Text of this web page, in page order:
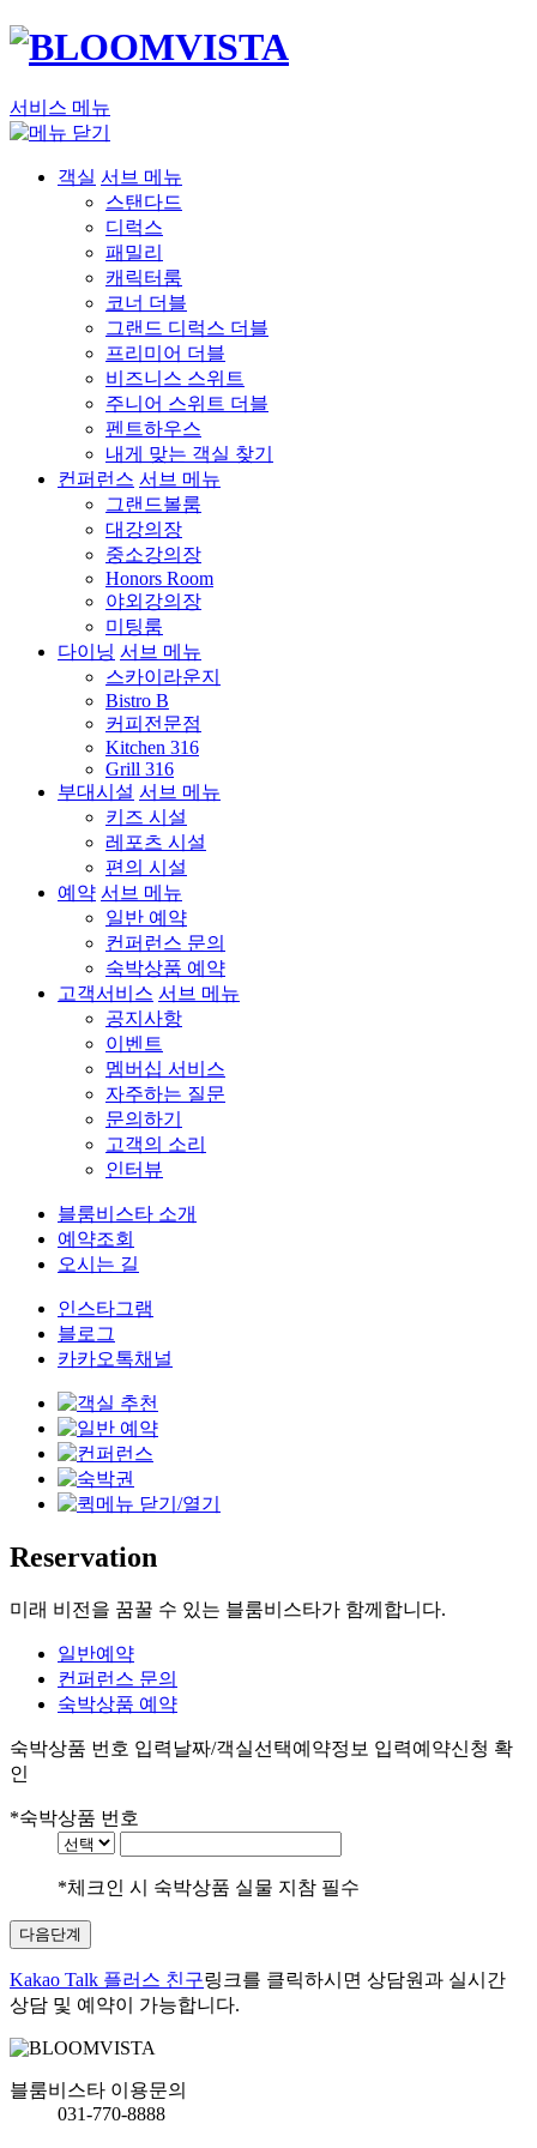
서비스 메뉴
객실 서브 메뉴
스탠다드
디럭스
패밀리
캐릭터룸
코너 더블
그랜드 디럭스 더블
프리미어 더블
비즈니스 스위트
주니어 스위트 더블
펜트하우스
내게 맞는 객실 찾기
컨퍼런스 서브 메뉴
그랜드볼룸
대강의장
중소강의장
Honors Room
야외강의장
미팅룸
다이닝 서브 메뉴
스카이라운지
Bistro B
커피전문점
Kitchen 316
Grill 316
부대시설 서브 메뉴
키즈 시설
레포츠 시설
편의 시설
예약 서브 메뉴
일반 예약
컨퍼런스 문의
숙박상품 예약
고객서비스 서브 메뉴
공지사항
이벤트
멤버십 서비스
자주하는 질문
문의하기
고객의 소리
인터뷰
블룸비스타 소개
예약조회
오시는 길
인스타그램
블로그
카카오톡채널
Reservation
미래 비전을 꿈꿀 수 있는 블룸비스타가 함께합니다.
일반예약
컨퍼런스 문의
숙박상품 예약
숙박상품 번호 입력날짜/객실선택예약정보 입력예약신청 확
인
*숙박상품 번호
*체크인 시 숙박상품 실물 지참 필수
Kakao Talk 플러스 친구링크를 클릭하시면 상담원과 실시간
상담 및 예약이 가능합니다.
블룸비스타 이용문의
031-770-8888